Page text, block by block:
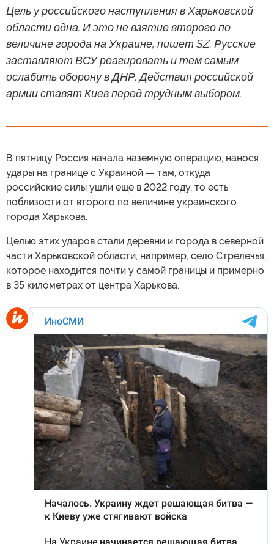
Цель у российского наступления в Харьковской
области одна. И это не взятие второго по
величине города на Украине, пишет SZ. Русские
заставляют ВСУ реагировать и тем самым
ослабить оборону в ДНР. Действия российской
армии ставят Киев перед трудным выбором.
В пятницу Россия начала наземную операцию, нанося
удары на границе с Украиной — там, откуда
российские силы ушли еще в 2022 году, то есть
поблизости от второго по величине украинского
города Харькова.
Целью этих ударов стали деревни и города в северной
части Харьковской области, например, село Стрелечья,
которое находится почти у самой границы и примерно
в 35 километрах от центра Харькова.